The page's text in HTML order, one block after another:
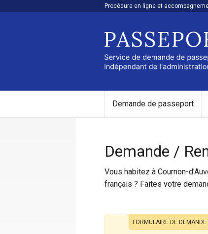
Procédure en ligne et
Demande de passeport
Demande /
Vous habitez à Cournon-
français ? Faites votre
FORMULAIRE DE DEMANDE